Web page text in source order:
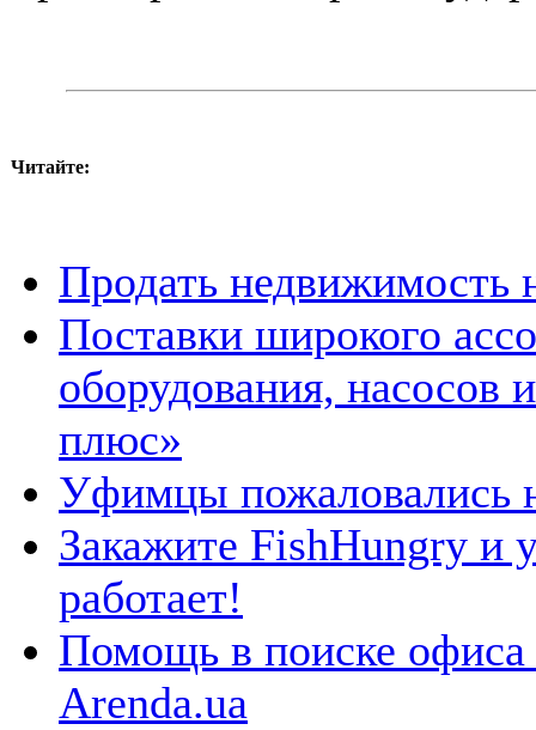
Читайте:
Продать недвижимость
Поставки широкого
оборудования, насосов
плюс»
Уфимцы пожаловались
Закажите FishHungry и
работает!
Помощь в поиске офиса
Arenda.ua